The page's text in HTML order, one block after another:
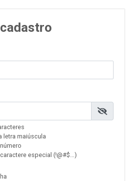
letra maiúscula
especial (!@#$...)